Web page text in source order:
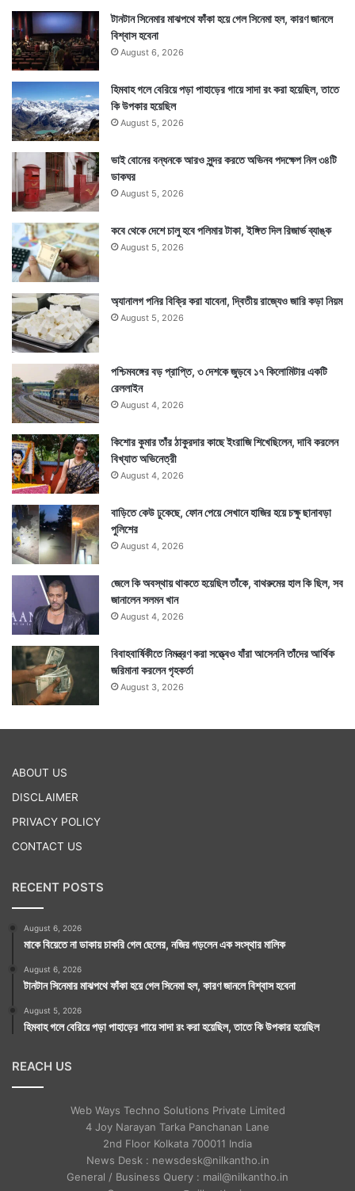
মতিলাল শীল বিখ্যাত ব্যবসায়ী ছিলেন। পুরনো কলকাতার একজন
বিশিষ্ট মানুষও ছিলেন তিনি। একসময়ে তাঁর জমিদারি ছড়ানো ছিল
বাগনান, মেদিনীপুর, উত্তর ২৪ পরগনা এবং বাংলাদেশেও।
কলুটোলা স্ট্রিটের শীল বাড়িতে এখন চার শরিকের বসবাস। তবে
এই বাড়িটি পেয়েছিলেন। কানাইলালের ছেলে গোপাললালের দুই
কন্যা হেমকুমারী ও সুকুমারী দাসী। গোপাললাল শীলের কোনও
পুত্রসন্তান ছিল না। ফলে তাঁর ভাগ্নেরা সম্পত্তি পান। তারপর
থেকে তাঁরাই পুজো চালিয়ে আসছেন।
টানটান সিনেমার মাঝপথে ফাঁকা হয়ে গেল সিনেমা হল, কারণ জানলে
বিশ্বাস হবেনা
August 6, 2026
হিমবাহ গলে বেরিয়ে পড়া পাহাড়ের গায়ে সাদা রং করা হয়েছিল, তাতে
কি উপকার হয়েছিল
August 5, 2026
ভাই বোনের বন্ধনকে আরও সুন্দর করতে অভিনব পদক্ষেপ নিল ৩৪টি
ডাকঘর
August 5, 2026
কবে থেকে দেশে চালু হবে পলিমার টাকা, ইঙ্গিত দিল রিজার্ভ ব্যাঙ্ক
August 5, 2026
অ্যানালগ পনির বিক্রি করা যাবেনা, দ্বিতীয় রাজ্যেও জারি কড়া নিয়ম
August 5, 2026
পশ্চিমবঙ্গের বড় প্রাপ্তি, ৩ দেশকে জুড়বে ১৭ কিলোমিটার একটি
রেললাইন
August 4, 2026
কিশোর কুমার তাঁর ঠাকুরদার কাছে ইংরাজি শিখেছিলেন, দাবি করলেন
বিখ্যাত অভিনেত্রী
August 4, 2026
বাড়িতে কেউ ঢুকেছে, ফোন পেয়ে সেখানে হাজির হয়ে চক্ষু ছানাবড়া
পুলিশের
August 4, 2026
জেলে কি অবস্থায় থাকতে হয়েছিল তাঁকে, বাথরুমের হাল কি ছিল, সব
জানালেন সলমন খান
August 4, 2026
বিবাহবার্ষিকীতে নিমন্ত্রণ করা সত্ত্বেও যাঁরা আসেননি তাঁদের আর্থিক
জরিমানা করলেন গৃহকর্তা
August 3, 2026
ABOUT US
DISCLAIMER
PRIVACY POLICY
CONTACT US
RECENT POSTS
August 6, 2026
মাকে বিয়েতে না ডাকায় চাকরি গেল ছেলের, নজির গড়লেন এক সংস্থার মালিক
August 6, 2026
টানটান সিনেমার মাঝপথে ফাঁকা হয়ে গেল সিনেমা হল, কারণ জানলে বিশ্বাস হবেনা
August 5, 2026
হিমবাহ গলে বেরিয়ে পড়া পাহাড়ের গায়ে সাদা রং করা হয়েছিল, তাতে কি উপকার হয়েছিল
REACH US
Web Ways Techno Solutions Private Limited
4 Joy Narayan Tarka Panchanan Lane
2nd Floor Kolkata 700011 India
News Desk : newsdesk@nilkantho.in
General / Business Query : mail@nilkantho.in